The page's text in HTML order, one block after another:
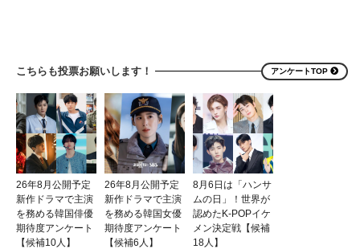
こちらも投票お願いします！ アンケートTOP
26年8月公開予定
新作ドラマで主演
を務める韓国俳優
期待度アンケート
【候補10人】
26年8月公開予定
新作ドラマで主演
を務める韓国女優
期待度アンケート
【候補6人】
8月6日は「ハンサ
ムの日」！世界が
認めたK-POPイケ
メン決定戦【候補
18人】